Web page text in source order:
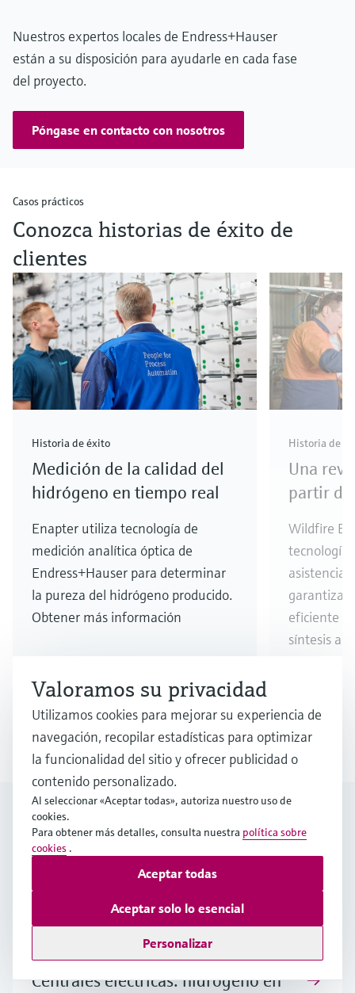
Nuestros expertos locales de Endress+Hauser
están a su disposición para ayudarle en cada fase
del proyecto.
Póngase en contacto con nosotros
Casos prácticos
Conozca historias de éxito de
clientes
Historia de éxito
Medición de la calidad del
hidrógeno en tiempo real
Enapter utiliza tecnología de
medición analítica óptica de
Endress+Hauser para determinar
la pureza del hidrógeno producido.
Obtener más información
Historia de
Una
partir
Wildfire
tecnología
asistencia
garantizar
eficiente
síntesis a
1/3
Historias relacionadas
Descubra por qué somos el
colaborador ideal para la
producción sostenible y segura
de hidrógeno verde
Centrales eléctricas: hidrógeno en
Valoramos su privacidad
Utilizamos cookies para mejorar su experiencia de
navegación, recopilar estadísticas para optimizar
la funcionalidad del sitio y ofrecer publicidad o
contenido personalizado.
Al seleccionar «Aceptar todas», autoriza nuestro uso de
cookies.
Para obtener más detalles, consulta nuestra política sobre
cookies .
Personalizar
Aceptar solo lo esencial
Aceptar todas